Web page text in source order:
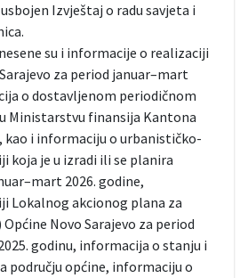
Izvještaj o radu savjeta i
su i informacije o realizaciji
za period januar–mart
o dostavljenom periodičnom
Ministarstvu finansija Kantona
kao i informaciju o urbanističko-
koja je u izradi ili se planira
2026. godine,
Lokalnog akcionog plana za
Novo Sarajevo za period
godinu, informacija o stanju i
području općine, informaciju o